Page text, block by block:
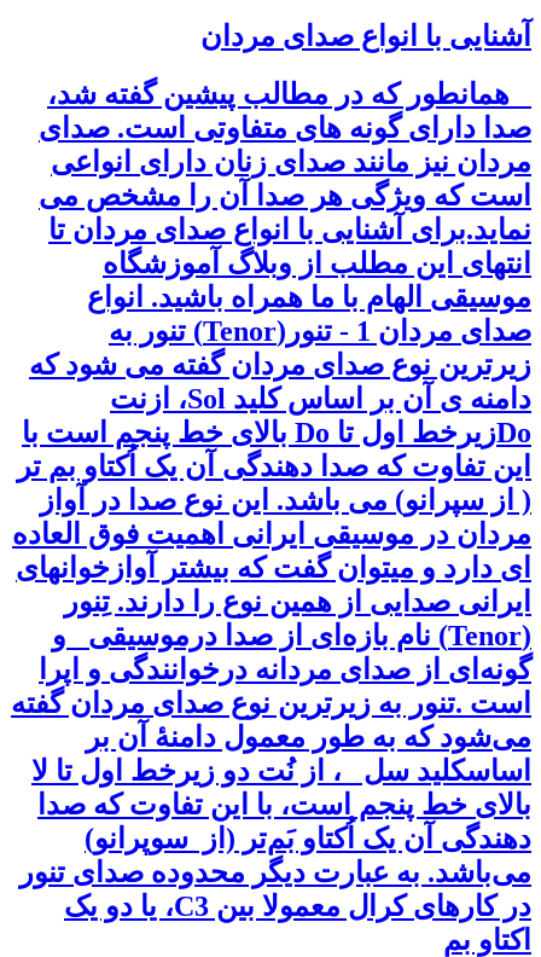
آشنایی با انواع صدای مردان
همانطور که در مطالب پیشین گفته شد،
صدا دارای گونه های متفاوتی است. صدای
مردان نیز مانند صدای زنان دارای انواعی
است که ویژگی هر صدا آن را مشخص می
نماید.برای آشنایی با انواع صدای مردان تا
انتهای این مطلب از وبلاگ آموزشگاه
موسیقی الهام با ما همراه باشید. انواع
صدای مردان 1 - تنور(Tenor) تنور به
زیرترین نوع صدای مردان گفته می شود که
دامنه ی آن بر اساس کلید Sol، ازنت
Doزیرخط اول تا Do بالای خط پنجم است با
این تفاوت که صدا دهندگی آن یک اُکتاو بم تر
( از سپرانو) می باشد. این نوع صدا در آواز
مردان در موسیقی ایرانی اهمیت فوق العاده
ای دارد و میتوان گفت که بیشتر آوازخوانهای
ایرانی صدایی از همین نوع را دارند. تِنور
(Tenor) نام بازه‌ای از صدا درموسیقی و
گونه‌ای از صدای مردانه درخوانندگی و اپرا
است .تنور به زیرترین نوع صدای مردان گفته
می‌شود که به طور معمول دامنهٔ آن بر
اساسکلید سل ، از نُت دو زیرخط اول تا لا
بالای خط پنجم است، با این تفاوت که صدا
دهندگی آن یک اُکتاو بَم‌تر (از سوپرانو)
می‌باشد. به عبارت دیگر محدوده صدای تنور
در کارهای کرال معمولا بین C3، یا دو یک
اکتاو بم